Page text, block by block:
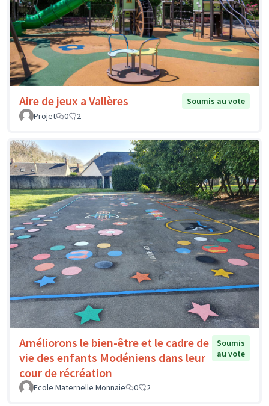
Aire de jeux a Vallères
Soumis au vote
Projet
0 2
Améliorons le bien-être et le cadre de
vie des enfants Modéniens dans leur
cour de récréation
Soumis
au vote
Ecole Maternelle Monnaie 0 2